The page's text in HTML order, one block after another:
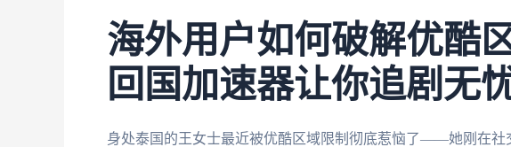
海外用户如何破解优酷
回国加速器让你追剧无
身处泰国的王女士最近被优酷区域限制彻底惹恼了——她刚在社